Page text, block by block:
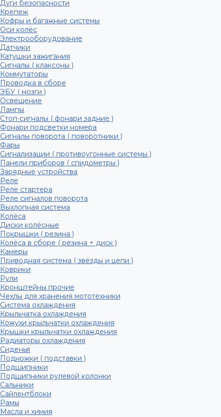
Дуги безопасности
Крепеж
Кофры и багажные системы
Оси колёс
Электрооборудование
Датчики
Катушки зажигания
Сигналы ( клаксоны )
Коммутаторы
Проводка в сборе
ЭБУ ( мозги )
Освещение
Лампы
Стоп-сигналы ( фонари задние )
Фонари подсветки номера
Сигналы поворота ( поворотники )
Фары
Сигнализации ( противоугонные системы )
Панели приборов ( спидометры )
Зарядные устройства
Реле
Реле стартера
Реле сигналов поворота
Выхлопная система
Колёса
Диски колёсные
Покрышки ( резина )
Колёса в сборе ( резина + диск )
Камеры
Приводная система ( звёзды и цепи )
Коврики
Рули
Кронштейны прочие
Чехлы для хранения мототехники
Система охлаждения
Крыльчатка охлаждения
Кожухи крыльчатки охлаждения
Крышки крыльчатки охлаждения
Радиаторы охлаждения
Сиденья
Подножки ( подставки )
Подшипники
Подшипники рулевой колонки
Сальники
Сайлентблоки
Рамы
Масла и химия